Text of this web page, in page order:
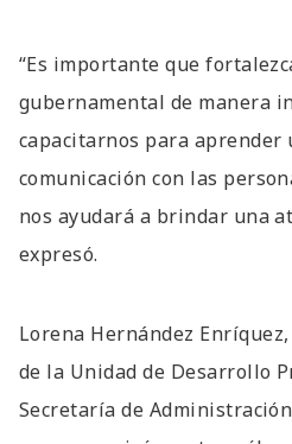
“Es importante que
gubernamental de manera
capacitarnos para aprender
comunicación con las
nos ayudará a brindar una
expresó.
Lorena Hernández
de la Unidad de Desarrollo
Secretaría de